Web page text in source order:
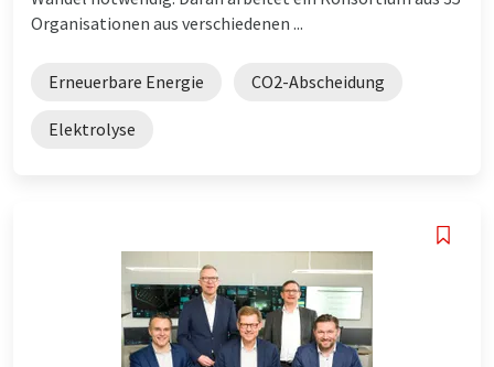
Organisationen aus verschiedenen ...
Erneuerbare Energie CO2-Abscheidung
Elektrolyse